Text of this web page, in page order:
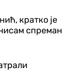
кратко је
спреман